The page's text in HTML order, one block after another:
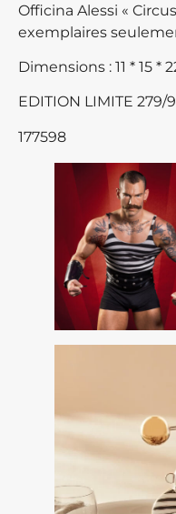
Officina Alessi «
exemplaires
Dimensions : 11 * 15 *
EDITION LIMITE 279/
177598